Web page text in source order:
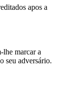
apos a
lhe marcar a
seu adversário.